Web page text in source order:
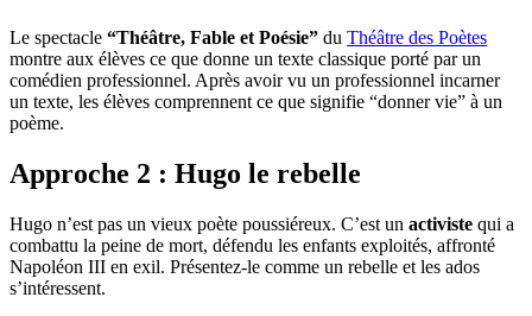
Le spectacle “Théâtre, Fable et Poésie” du Théâtre des Poètes
montre aux élèves ce que donne un texte classique porté par un
comédien professionnel. Après avoir vu un professionnel incarner
un texte, les élèves comprennent ce que signifie “donner vie” à un
poème.
Approche 2 : Hugo le rebelle
Hugo n’est pas un vieux poète poussiéreux. C’est un activiste qui a
combattu la peine de mort, défendu les enfants exploités, affronté
Napoléon III en exil. Présentez-le comme un rebelle et les ados
s’intéressent.